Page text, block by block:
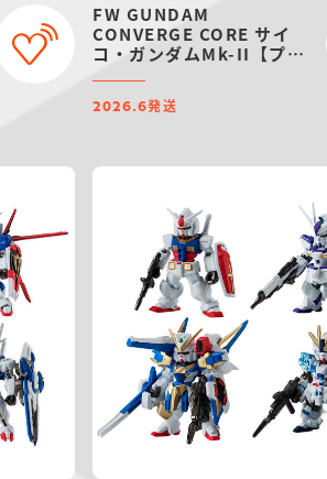
FW GUNDAM
CONVERGE CORE サイ
コ・ガンダムMk-II【プレ
2026.6発送